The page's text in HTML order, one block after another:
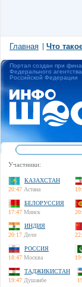
Главная Что
Портал создан при
Федерального
Российской Федерации
Участники:
КАЗАХСТАН
20:47 Астана
БЕЛОРУССИЯ
17:47 Минск
ИНДИЯ
20:17 Дели
РОССИЯ
18:47 Москва
ТАДЖИКИСТАН
19:47 Душанбе